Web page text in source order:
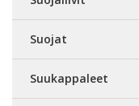
Suojat
Suukappaleet